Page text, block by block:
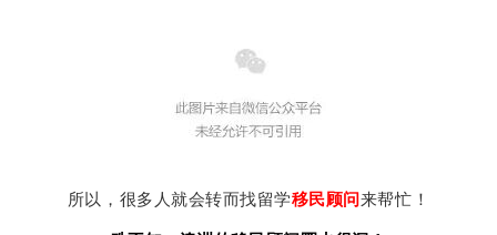
所以，很多人就会转而找留学移民顾问来帮忙！